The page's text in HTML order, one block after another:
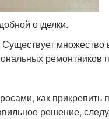
отделки.
множество
ремонтников
как прикрепить
решение,